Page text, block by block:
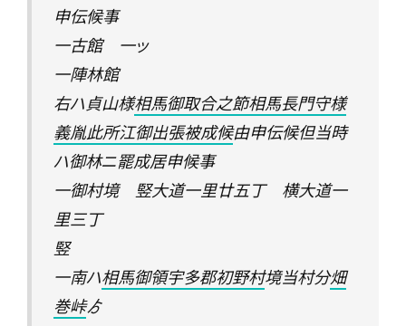
申伝候事
一古館 一ッ
一陣林館
右ハ貞山様相馬御取合之節相馬長門守様
義胤此所江御出張被成候由申伝候但当時
ハ御林ニ罷成居申候事
一御村境 竪大道一里廿五丁 横大道一
里三丁
竪
一南ハ相馬御領宇多郡初野村境当村分畑
巻峠ゟ